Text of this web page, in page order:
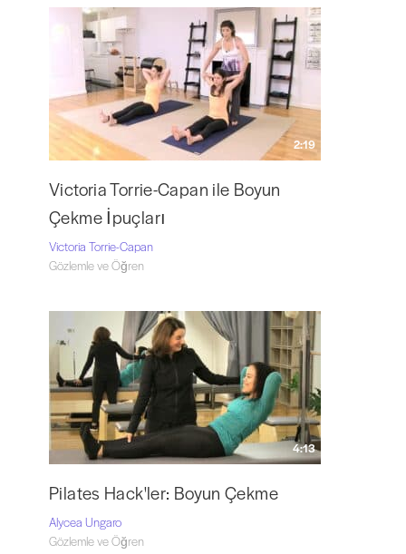
2:19
Victoria Torrie-Capan ile Boyun
Çekme İpuçları
Victoria Torrie-Capan
Gözlemle ve Öğren
4:13
Pilates Hack'ler: Boyun Çekme
Alycea Ungaro
Gözlemle ve Öğren